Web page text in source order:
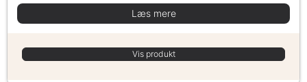
Læs mere
Vis produkt